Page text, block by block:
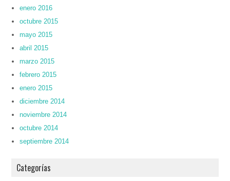
enero 2016
octubre 2015
mayo 2015
abril 2015
marzo 2015
febrero 2015
enero 2015
diciembre 2014
noviembre 2014
octubre 2014
septiembre 2014
Categorías